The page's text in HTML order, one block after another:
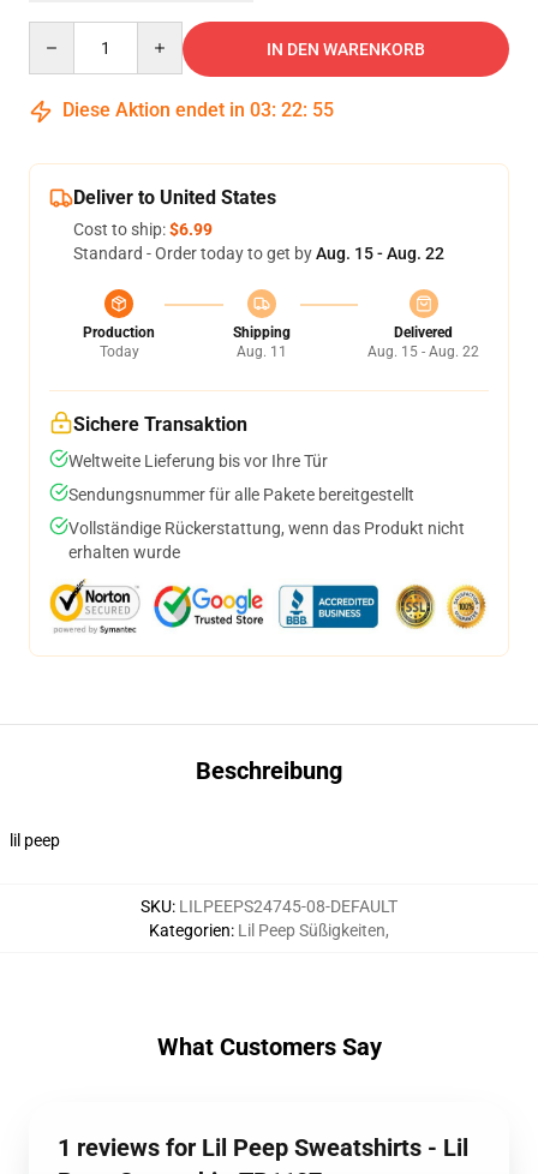
IN DEN WARENKORB
Diese Aktion endet in 03: 22: 54
Deliver to United States
Cost to ship:$6.99
Standard - Order today to get byAug. 15 - Aug. 22
Production
Today
Shipping
Aug. 11
Delivered
Aug. 15 - Aug. 22
Sichere Transaktion
Weltweite Lieferung bis vor Ihre Tür
Sendungsnummer für alle Pakete bereitgestellt
Vollständige Rückerstattung, wenn das Produkt nicht
erhalten wurde
Beschreibung
lil peep
SKU: LILPEEPS24745-08-DEFAULT
Kategorien: Lil Peep Süßigkeiten,
What Customers Say
1 reviews for Lil Peep Sweatshirts - Lil